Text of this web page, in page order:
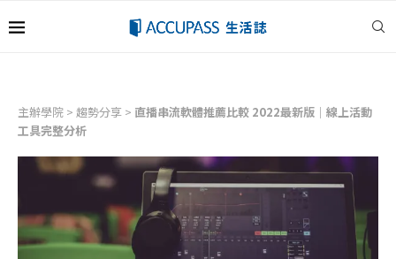
主辦學院 > 趨勢分享 > 直播串流軟體推薦比較 2022最新版｜線上活動
工具完整分析